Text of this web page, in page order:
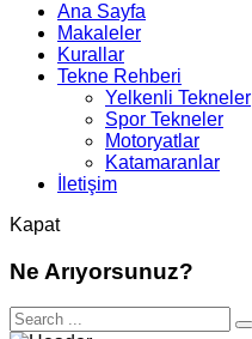
Ana Sayfa
Makaleler
Kurallar
Tekne Rehberi
Yelkenli Tekneler
Spor Tekneler
Motoryatlar
Katamaranlar
İletişim
Kapat
Ne Arıyorsunuz?